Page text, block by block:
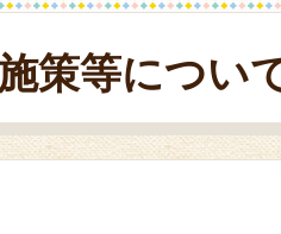
性化
防・生活支援
くりの計画
・制度
策等につい